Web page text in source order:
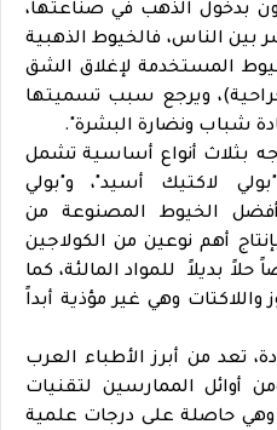
بدخول الذهب في صناعتها،
بين الناس، فالخيوط الذهبية
المستخدمة لإغلاق الشق
ويرجع سبب تسميتها
شباب ونضارة البشرة".
بثلاث أنواع أساسية تشمل
لاكتيك أسيد"، و"بولي
أفضل الخيوط المصنوعة من
أهم نوعين من الكولاجين
حلاً بديلاً للمواد المالئة، كما
وهي غير مؤذية أبداً
تعد من أبرز الأطباء العرب
أوائل الممارسين لتقنيات
وهي حاصلة على درجات علمية